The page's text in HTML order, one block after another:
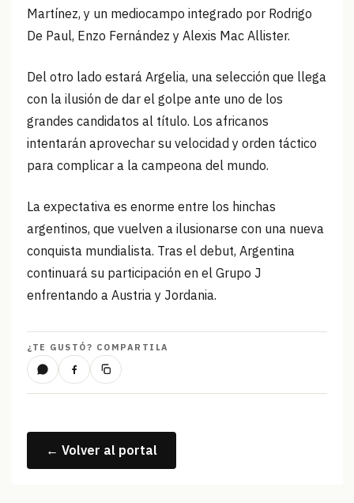
Martínez, y un mediocampo integrado por Rodrigo
De Paul, Enzo Fernández y Alexis Mac Allister.
Del otro lado estará Argelia, una selección que llega
con la ilusión de dar el golpe ante uno de los
grandes candidatos al título. Los africanos
intentarán aprovechar su velocidad y orden táctico
para complicar a la campeona del mundo.
La expectativa es enorme entre los hinchas
argentinos, que vuelven a ilusionarse con una nueva
conquista mundialista. Tras el debut, Argentina
continuará su participación en el Grupo J
enfrentando a Austria y Jordania.
¿TE GUSTÓ? COMPARTILA
← Volver al portal